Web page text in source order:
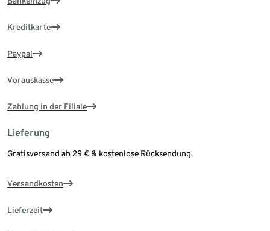
Kreditkarte
Paypal
Vorauskasse
Zahlung in der Filiale
Lieferung
Gratisversand ab 29 € & kostenlose Rücksendung.
Versandkosten
Lieferzeit